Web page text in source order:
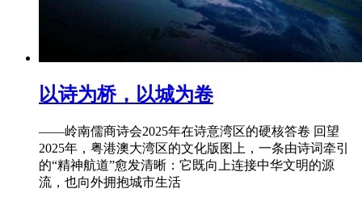
以诗为桥，以城为卷
——岭南儒商诗会2025年在诗意湾区的硬核答卷 回望
2025年，粤港澳大湾区的文化版图上，一条由诗词牵引
的“精神航道”愈发清晰：它既向上连接中华文明的源
流，也向外拥抱城市生活